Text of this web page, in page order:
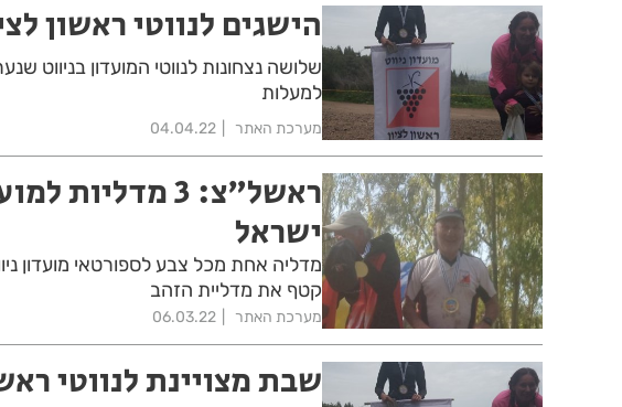
הישגים לנווטי ראשון
שלושה נצחונות לנווטי המועדון
למעלות
מערכת האתר 04.04.22
ראשל"צ: 3
ישראל
מדליה אחת מכל צבע לספורטאי מועדון
קטף את מדליית הזהב
מערכת האתר 06.03.22
שבת מצויינת לנווטי